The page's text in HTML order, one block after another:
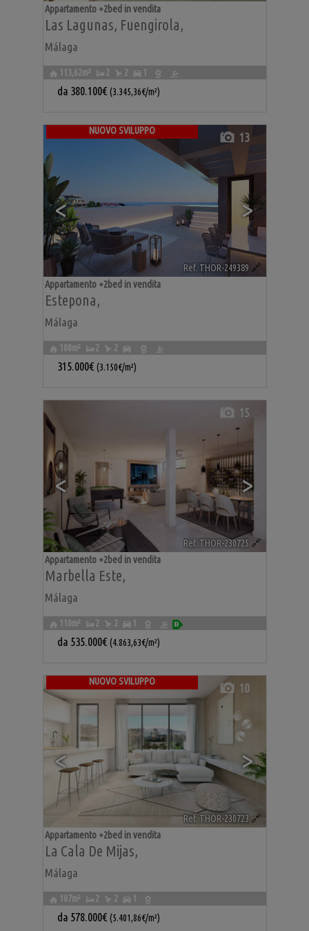
Las Lagunas, Fuengirola,
Málaga
Appartamento +2bed in vendita
113,62m² 2 2 1
da 380.100€ (3.345,36€/m²)
NUOVO SVILUPPO
< >
13
Ref. THOR-249389 🔗
Estepona,
Málaga
Appartamento +2bed in vendita
100m² 2 2
315.000€ (3.150€/m²)
< >
15
Ref. THOR-230725 🔗
Marbella Este,
Málaga
Appartamento +2bed in vendita
110m² 2 2 1
da 535.000€ (4.863,63€/m²)
NUOVO SVILUPPO
< >
10
Ref. THOR-230723 🔗
La Cala De Mijas,
Málaga
Appartamento +2bed in vendita
107m² 2 2 1
da 578.000€ (5.401,86€/m²)